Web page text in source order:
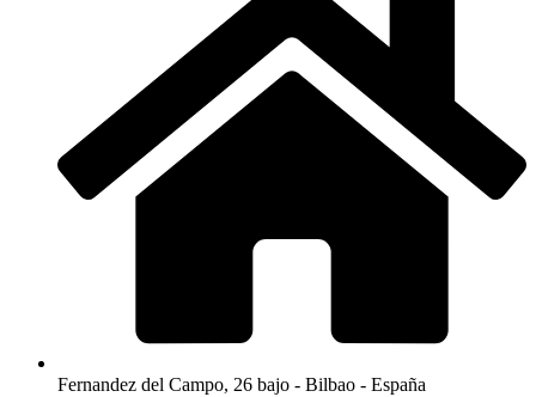
Fernandez del Campo, 26 bajo - Bilbao - España